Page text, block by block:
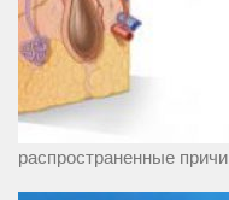
распространенные